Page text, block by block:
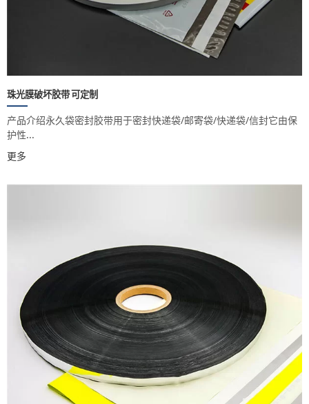
珠光膜破坏胶带 可定制
产品介绍永久袋密封胶带用于密封快递袋/邮寄袋/快递袋/信封它由保
护性...
更多